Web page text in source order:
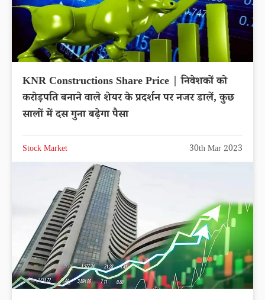
KNR Constructions Share Price | निवेशकों को
करोड़पति बनाने वाले शेयर के प्रदर्शन पर नजर डालें, कुछ
सालों में दस गुना बढ़ेगा पैसा
Stock Market 30th Mar 2023